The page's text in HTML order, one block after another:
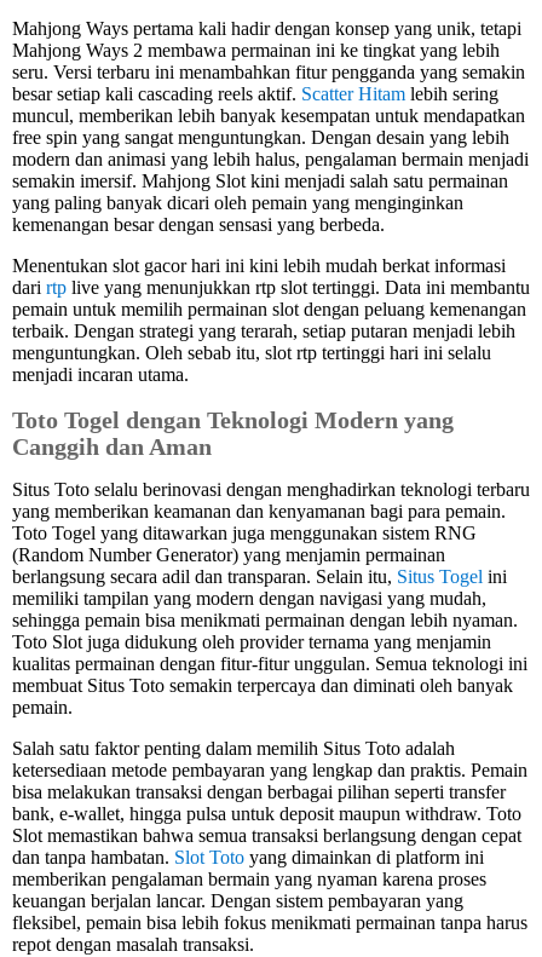
Mahjong Ways pertama kali hadir dengan konsep yang unik, tetapi
Mahjong Ways 2 membawa permainan ini ke tingkat yang lebih
seru. Versi terbaru ini menambahkan fitur pengganda yang semakin
besar setiap kali cascading reels aktif. Scatter Hitam lebih sering
muncul, memberikan lebih banyak kesempatan untuk mendapatkan
free spin yang sangat menguntungkan. Dengan desain yang lebih
modern dan animasi yang lebih halus, pengalaman bermain menjadi
semakin imersif. Mahjong Slot kini menjadi salah satu permainan
yang paling banyak dicari oleh pemain yang menginginkan
kemenangan besar dengan sensasi yang berbeda.
Menentukan slot gacor hari ini kini lebih mudah berkat informasi
dari rtp live yang menunjukkan rtp slot tertinggi. Data ini membantu
pemain untuk memilih permainan slot dengan peluang kemenangan
terbaik. Dengan strategi yang terarah, setiap putaran menjadi lebih
menguntungkan. Oleh sebab itu, slot rtp tertinggi hari ini selalu
menjadi incaran utama.
Toto Togel dengan Teknologi Modern yang
Canggih dan Aman
Situs Toto selalu berinovasi dengan menghadirkan teknologi terbaru
yang memberikan keamanan dan kenyamanan bagi para pemain.
Toto Togel yang ditawarkan juga menggunakan sistem RNG
(Random Number Generator) yang menjamin permainan
berlangsung secara adil dan transparan. Selain itu, Situs Togel ini
memiliki tampilan yang modern dengan navigasi yang mudah,
sehingga pemain bisa menikmati permainan dengan lebih nyaman.
Toto Slot juga didukung oleh provider ternama yang menjamin
kualitas permainan dengan fitur-fitur unggulan. Semua teknologi ini
membuat Situs Toto semakin terpercaya dan diminati oleh banyak
pemain.
Salah satu faktor penting dalam memilih Situs Toto adalah
ketersediaan metode pembayaran yang lengkap dan praktis. Pemain
bisa melakukan transaksi dengan berbagai pilihan seperti transfer
bank, e-wallet, hingga pulsa untuk deposit maupun withdraw. Toto
Slot memastikan bahwa semua transaksi berlangsung dengan cepat
dan tanpa hambatan. Slot Toto yang dimainkan di platform ini
memberikan pengalaman bermain yang nyaman karena proses
keuangan berjalan lancar. Dengan sistem pembayaran yang
fleksibel, pemain bisa lebih fokus menikmati permainan tanpa harus
repot dengan masalah transaksi.